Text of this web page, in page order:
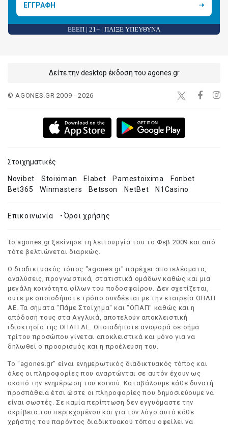
ΕΓΓΡΑΦΗ
ΕΕΕΠ | 21+ | ΠΑΙΞΕ ΥΠΕΥΘΥΝΑ
Δείτε την desktop έκδοση του agones.gr
© AGONES.GR 2009 - 2026
Στοιχηματικές
Novibet Stoiximan Elabet Pamestoixima
Fonbet
Bet365
Winmasters Betsson NetBet N1Casino
Επικοινωνία •Όροι χρήσης
Το agones.gr ξεκίνησε τη λειτουργία του το Φεβ 2009 και από
τότε βελτιώνεται διαρκώς.
Ο διαδικτυακός τόπος "agones.gr" παρέχει αποτελέσματα,
αναλύσεις, προγνωστικά, στατιστικά ομάδων καθώς και μια
μεγάλη κοινότητα φίλων του ποδοσφαίρου. Δεν σχετίζεται,
ούτε με οποιοδήποτε τρόπο συνδέεται με την εταιρεία ΟΠΑΠ
ΑΕ. Τα σήματα "Πάμε Στοίχημα" και "ΟΠΑΠ" καθώς και η
απόδοσή τους στα Αγγλικά, αποτελούν αποκλειστική
ιδιοκτησία της ΟΠΑΠ ΑΕ. Οποιαδήποτε αναφορά σε σήμα
τρίτου προσώπου γίνεται αποκλειστικά και μόνο για να
δηλωθεί ο προορισμός και η προέλευση του.
Το "agones.gr" είναι ενημερωτικός διαδικτυακός τόπος και
όλες οι πληροφορίες που αναρτώνται σε αυτόν έχουν ως
σκοπό την ενημέρωση του κοινού. Καταβάλουμε κάθε δυνατή
προσπάθεια έτσι ώστε οι πληροφορίες που δημοσιεύουμε να
είναι σωστές. Σε καμία περίπτωση δεν εγγυόμαστε την
ακρίβεια του περιεχομένου και για τον λόγο αυτό κάθε
χρήστης του παρόντος διαδικτυακού τόπου οφείλει να